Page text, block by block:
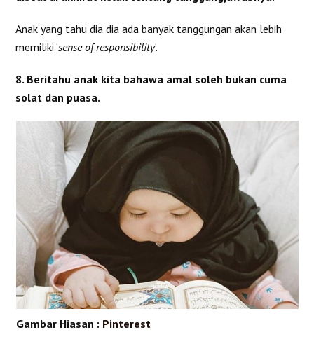
Anak yang tahu dia dia ada banyak tanggungan akan lebih
memiliki ‘sense of responsibility‘.
8. Beritahu anak kita bahawa amal soleh bukan cuma
solat dan puasa.
Gambar Hiasan : Pinterest